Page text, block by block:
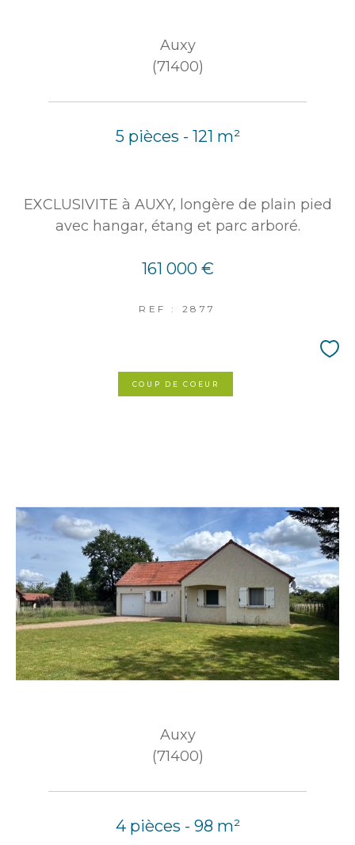
Auxy
(71400)
5 pièces - 121 m²
EXCLUSIVITE à AUXY, longère de plain pied
avec hangar, étang et parc arboré.
161 000 €
REF : 2877
COUP DE COEUR
Auxy
(71400)
4 pièces - 98 m²